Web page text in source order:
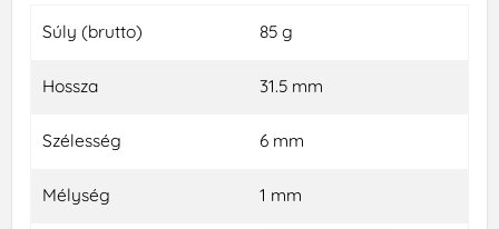
Súly (brutto) 85 g
Hossza 31.5 mm
Szélesség 6 mm
Mélység 1 mm